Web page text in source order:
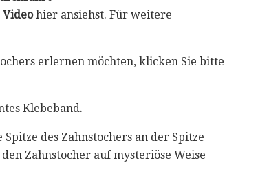
Videohier ansiehst. Für weitere
erlernen möchten, klicken Sie bitte
Klebeband.
des Zahnstochers an der Spitze
Zahnstocher auf mysteriöse Weise